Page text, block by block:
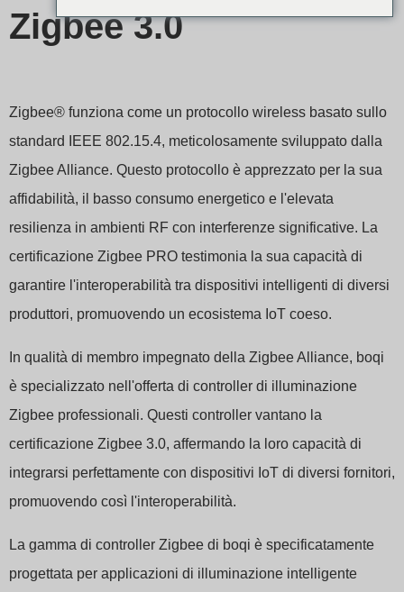
Arabic
Indonesian
Zigbee 3.0
Zigbee® funziona come un protocollo wireless basato sullo
standard IEEE 802.15.4, meticolosamente sviluppato dalla
Zigbee Alliance. Questo protocollo è apprezzato per la sua
affidabilità, il basso consumo energetico e l'elevata
resilienza in ambienti RF con interferenze significative. La
certificazione Zigbee PRO testimonia la sua capacità di
garantire l'interoperabilità tra dispositivi intelligenti di diversi
produttori, promuovendo un ecosistema IoT coeso.
In qualità di membro impegnato della Zigbee Alliance, boqi
è specializzato nell'offerta di controller di illuminazione
Zigbee professionali. Questi controller vantano la
certificazione Zigbee 3.0, affermando la loro capacità di
integrarsi perfettamente con dispositivi IoT di diversi fornitori,
promuovendo così l'interoperabilità.
La gamma di controller Zigbee di boqi è specificatamente
progettata per applicazioni di illuminazione intelligente